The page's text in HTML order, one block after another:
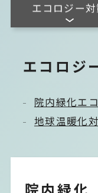
エコロジー対
エコロジ
院内緑化エ
地球温暖化